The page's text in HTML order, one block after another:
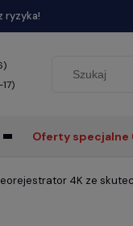
ryzyka!
Oferty specjalne
4K ze